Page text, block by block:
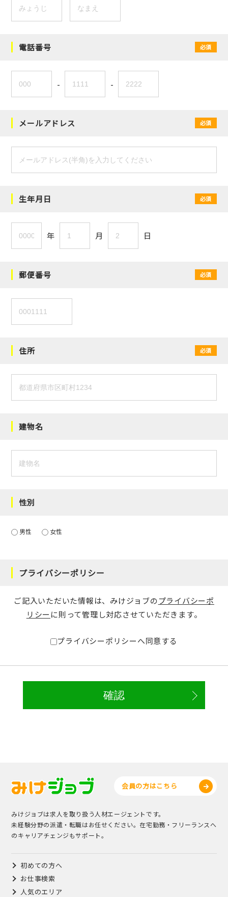
電話番号 必須
- -
メールアドレス 必須
生年月日 必須
年 月 日
郵便番号 必須
住所 必須
建物名
性別
男性 女性
プライバシーポリシー
ご記入いただいた情報は、みけジョブのプライバシーポ
リシー に則って管理し対応させていただきます。
プライバシーポリシーへ同意する
会員の方はこちら
みけジョブは求人を取り扱う人材エージェントです。
未経験分野の派遣・転職はお任せください。在宅勤務・フリーランスへ
のキャリアチェンジもサポート。
初めての方へ
お仕事検索
人気のエリア